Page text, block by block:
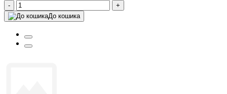
-
+
До кошика